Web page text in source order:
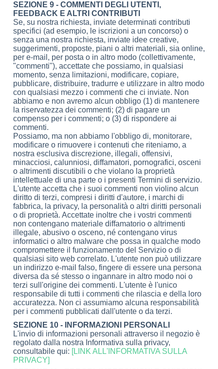
SEZIONE 9 - COMMENTI DEGLI UTENTI,
FEEDBACK E ALTRI CONTRIBUTI
Se, su nostra richiesta, inviate determinati contributi
specifici (ad esempio, le iscrizioni a un concorso) o
senza una nostra richiesta, inviate idee creative,
suggerimenti, proposte, piani o altri materiali, sia online,
per e-mail, per posta o in altro modo (collettivamente,
"commenti"), accettate che possiamo, in qualsiasi
momento, senza limitazioni, modificare, copiare,
pubblicare, distribuire, tradurre e utilizzare in altro modo
con qualsiasi mezzo i commenti che ci inviate. Non
abbiamo e non avremo alcun obbligo (1) di mantenere
la riservatezza dei commenti; (2) di pagare un
compenso per i commenti; o (3) di rispondere ai
commenti.
Possiamo, ma non abbiamo l'obbligo di, monitorare,
modificare o rimuovere i contenuti che riteniamo, a
nostra esclusiva discrezione, illegali, offensivi,
minacciosi, calunniosi, diffamatori, pornografici, osceni
o altrimenti discutibili o che violano la proprietà
intellettuale di una parte o i presenti Termini di servizio.
L'utente accetta che i suoi commenti non violino alcun
diritto di terzi, compresi i diritti d'autore, i marchi di
fabbrica, la privacy, la personalità o altri diritti personali
o di proprietà. Accettate inoltre che i vostri commenti
non contengano materiale diffamatorio o altrimenti
illegale, abusivo o osceno, né contengano virus
informatici o altro malware che possa in qualche modo
compromettere il funzionamento del Servizio o di
qualsiasi sito web correlato. L'utente non può utilizzare
un indirizzo e-mail falso, fingere di essere una persona
diversa da sé stesso o ingannare in altro modo noi o
terzi sull'origine dei commenti. L'utente è l'unico
responsabile di tutti i commenti che rilascia e della loro
accuratezza. Non ci assumiamo alcuna responsabilità
per i commenti pubblicati dall'utente o da terzi.
SEZIONE 10 - INFORMAZIONI PERSONALI
L'invio di informazioni personali attraverso il negozio è
regolato dalla nostra Informativa sulla privacy,
consultabile qui: [LINK ALL'INFORMATIVA SULLA
PRIVACY]